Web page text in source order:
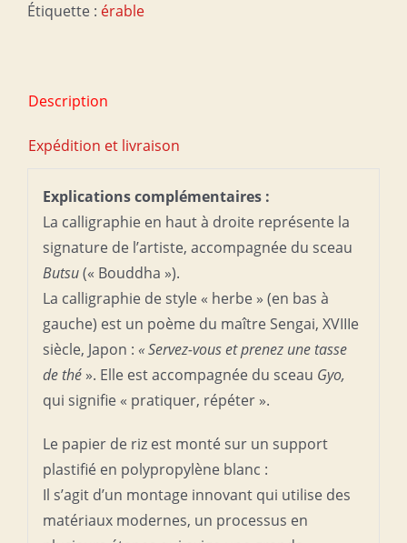
Étiquette : érable
Description
Expédition et livraison
Explications complémentaires :
La calligraphie en haut à droite représente la
signature de l’artiste, accompagnée du sceau
Butsu(« Bouddha »).
La calligraphie de style « herbe » (en bas à
gauche) est un poème du maître Sengai, XVIIIe
siècle, Japon : « Servez-vous et prenez une tasse
de thé». Elle est accompagnée du sceau Gyo,
qui signifie « pratiquer, répéter ».
Le papier de riz est monté sur un support
plastifié en polypropylène blanc :
Il s’agit d’un montage innovant qui utilise des
matériaux modernes, un processus en